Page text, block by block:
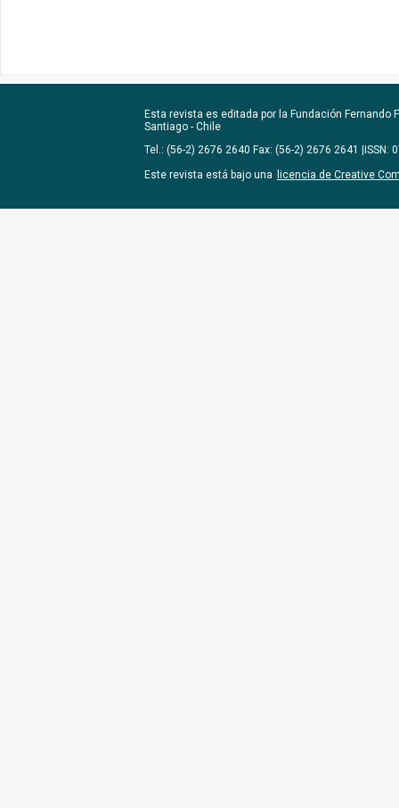
Esta revista es editada por la Fundación Fernando
Santiago - Chile
Tel.: (56-2) 2676 2640 Fax: (56-2) 2676 2641 |ISSN:
Este revista está bajo una
licencia de Creative